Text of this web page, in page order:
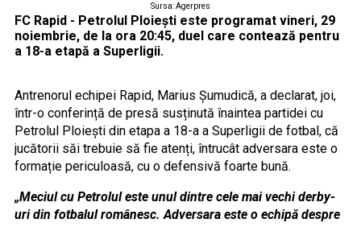
Sursa: Agerpres
FC Rapid - Petrolul Ploiești este programat vineri, 29
noiembrie, de la ora 20:45, duel care contează pentru
a 18-a etapă a Superligii.
Antrenorul echipei Rapid, Marius Șumudică, a declarat, joi,
într-o conferință de presă susținută înaintea partidei cu
Petrolul Ploiești din etapa a 18-a a Superligii de fotbal, că
jucătorii săi trebuie să fie atenți, întrucât adversara este o
formație periculoasă, cu o defensivă foarte bună.
„Meciul cu Petrolul este unul dintre cele mai vechi derby-
uri din fotbalul românesc. Adversara este o echipă despre